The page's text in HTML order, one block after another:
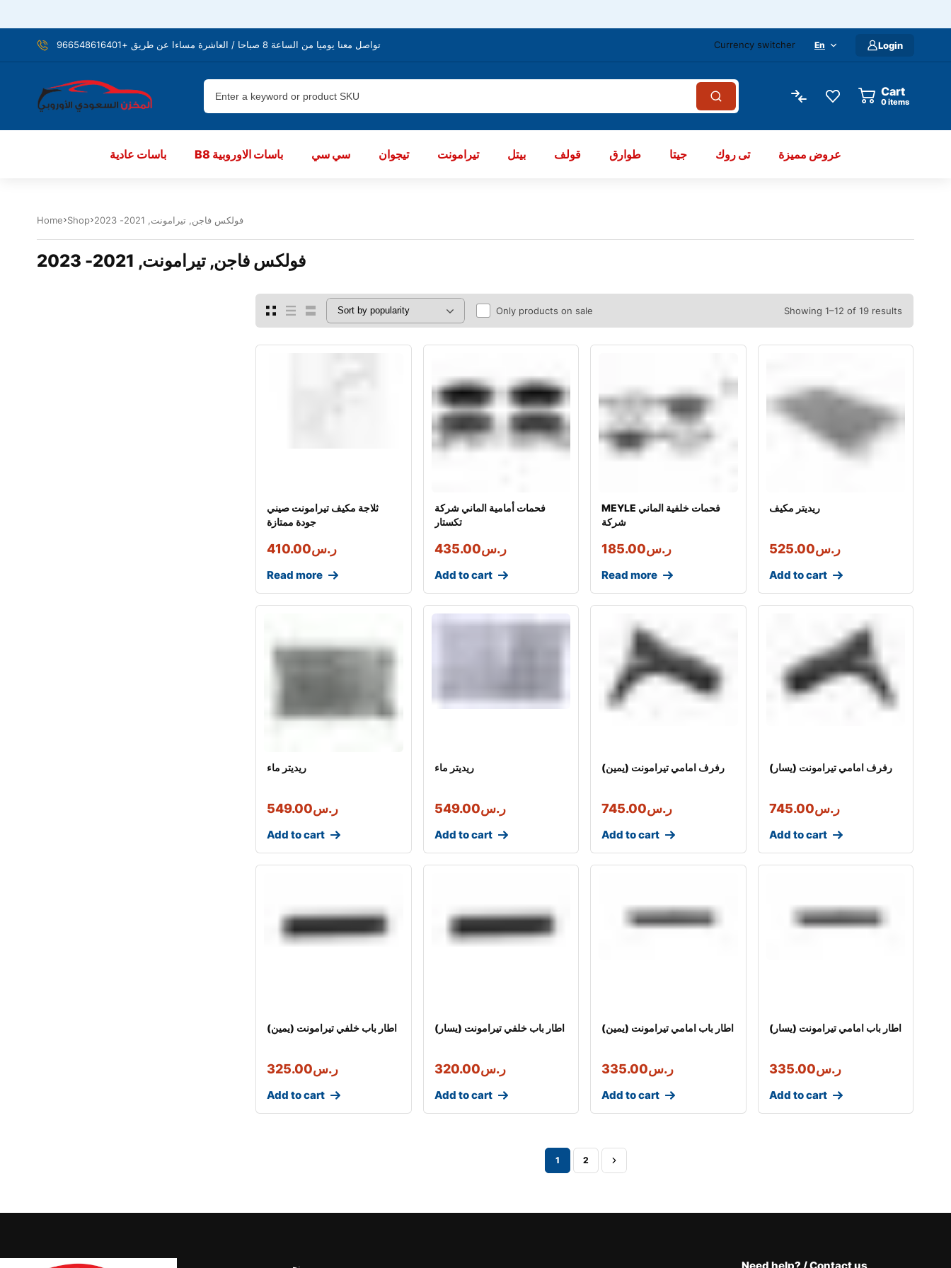
تواصل معنا يوميا من الساعة 8 صباحا / العاشرة مساءا عن طريق +966548616401 Currency switcher En Login
Cart
items
باسات عادية B8 باسات الاوروبية سي سي تيجوان تيرامونت بيتل قولف طوارق جيتا تى روك عروض مميزة
Home Shop فولكس فاجن, تيرامونت, 2021- 2023
فولكس فاجن, تيرامونت, 2021- 2023
Only products on sale Showing 1–12 of 19 results
ثلاجة مكيف تيرامونت صيني
جودة ممتازة
ر.س410.00
Read more
فحمات أمامية الماني شركة
تكستار
ر.س435.00
Add to cart
MEYLE فحمات خلفية الماني
شركة
ر.س185.00
Read more
ريديتر مكيف
ر.س525.00
Add to cart
ريديتر ماء
ر.س549.00
Add to cart
ريديتر ماء
ر.س549.00
Add to cart
رفرف امامي تيرامونت (يمين)
ر.س745.00
Add to cart
رفرف امامي تيرامونت (يسار)
ر.س745.00
Add to cart
اطار باب خلفي تيرامونت (يمين)
ر.س325.00
Add to cart
اطار باب خلفي تيرامونت (يسار)
ر.س320.00
Add to cart
اطار باب امامي تيرامونت (يمين)
ر.س335.00
Add to cart
اطار باب امامي تيرامونت (يسار)
ر.س335.00
Add to cart
1 2
Need help? / Contact us